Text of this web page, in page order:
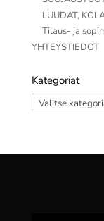
LUUDAT,
Tilaus- ja
YHTEYSTIEDOT
Kategoriat
Kategoriat